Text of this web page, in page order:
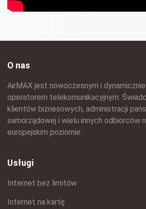
O nas
AirMAX jest nowoczesnym i
operatorem telekomunikacyjnym.
klientów biznesowych, administracji
samorządowej i wielu innych odbiorców
europejskim poziomie.
Usługi
Internet bez limitów
Internet na kartę